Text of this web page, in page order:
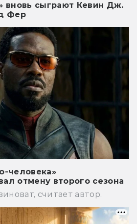
вновь сыграют Кевин Дж.
Фер
человека»
отмену второго сезона
считает автор.